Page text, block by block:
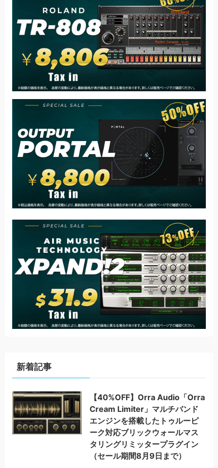
新着記事
【40%OFF】Orra Audio「Orra
Cream Limiter」マルチバンド
エンジンを搭載したトゥルーピ
ーク対応ブリックウォールマス
タリングリミッタープラグイン
（セール期間8月9日まで）